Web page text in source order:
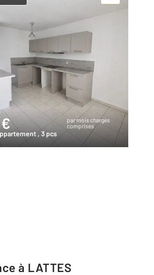
€
par mois charges
comprises
, 3 pcs
à LATTES